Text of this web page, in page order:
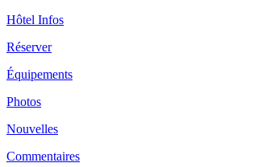
Hôtel Infos
Réserver
Équipements
Photos
Nouvelles
Commentaires